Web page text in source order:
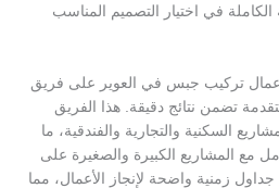
الكاملة في اختيار التصميم المناسب
تركيب جبس في العوير على فريق
تضمن نتائج دقيقة. هذا الفريق
السكنية والتجارية والفندقية، ما
مع المشاريع الكبيرة والصغيرة على
زمنية واضحة لإنجاز الأعمال، مما